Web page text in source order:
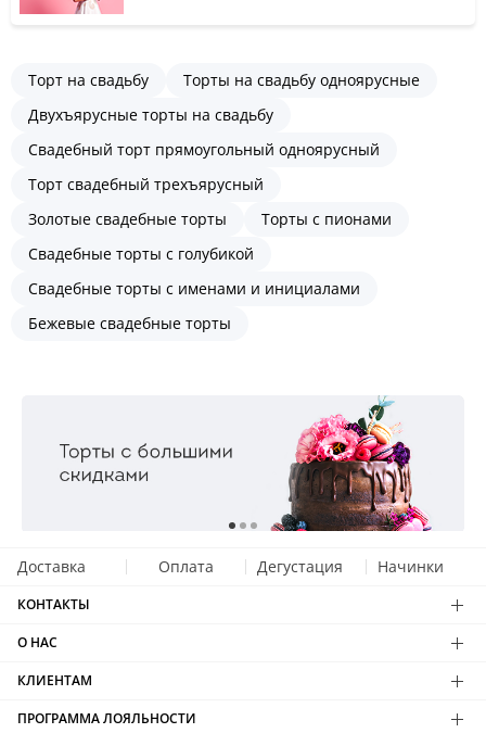
Торт на свадьбу
Торты на свадьбу одноярусные
Двухъярусные торты на свадьбу
Свадебный торт прямоугольный одноярусный
Торт свадебный трехъярусный
Золотые свадебные торты
Торты с пионами
Свадебные торты с голубикой
Свадебные торты с именами и инициалами
Бежевые свадебные торты
Доставка Оплата Дегустация Начинки
КОНТАКТЫ
О НАС
КЛИЕНТАМ
ПРОГРАММА ЛОЯЛЬНОСТИ